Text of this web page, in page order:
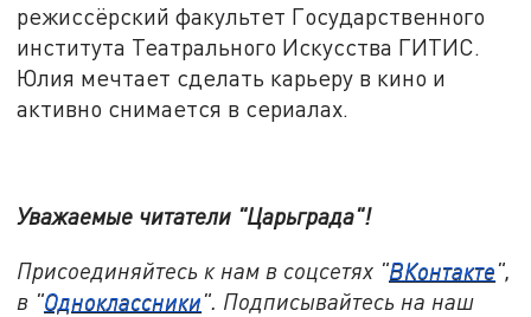
режиссёрский факультет Государственного
института Театрального Искусства ГИТИС.
Юлия мечтает сделать карьеру в кино и
активно снимается в сериалах.
Уважаемые читатели "Царьграда"!
Присоединяйтесь к нам в соцсетях "ВКонтакте",
в "Одноклассники". Подписывайтесь на наш